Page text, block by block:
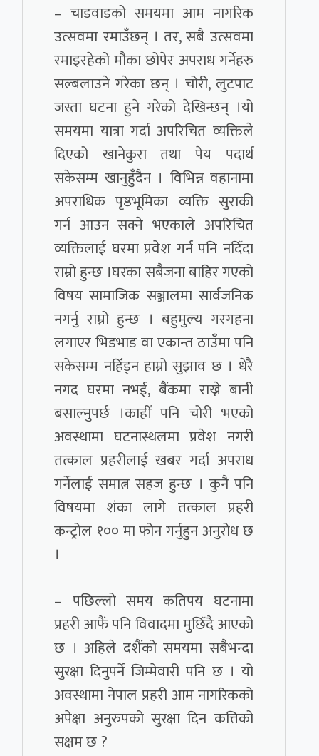
– चाडवाडको समयमा आम नागरिक
उत्सवमा रमाउँछन् । तर, सबै उत्सवमा
रमाइरहेको मौका छोपेर अपराध गर्नेहरु
सल्बलाउने गरेका छन् । चोरी, लुटपाट
जस्ता घटना हुने गरेको देखिन्छन् ।यो
समयमा यात्रा गर्दा अपरिचित व्यक्तिले
दिएको खानेकुरा तथा पेय पदार्थ
सकेसम्म खानुहुँदैन । विभिन्न वहानामा
अपराधिक पृष्ठभूमिका व्यक्ति सुराकी
गर्न आउन सक्ने भएकाले अपरिचित
व्यक्तिलाई घरमा प्रवेश गर्न पनि नदिँदा
राम्रो हुन्छ ।घरका सबैजना बाहिर गएको
विषय सामाजिक सञ्जालमा सार्वजनिक
नगर्नु राम्रो हुन्छ । बहुमुल्य गरगहना
लगाएर भिडभाड वा एकान्त ठाउँमा पनि
सकेसम्म नहिँड्न हाम्रो सुझाव छ । धेरै
नगद घरमा नभई, बैंकमा राख्ने बानी
बसाल्नुपर्छ ।काहीँ पनि चोरी भएको
अवस्थामा घटनास्थलमा प्रवेश नगरी
तत्काल प्रहरीलाई खबर गर्दा अपराध
गर्नेलाई समात्न सहज हुन्छ । कुनै पनि
विषयमा शंका लागे तत्काल प्रहरी
कन्ट्रोल १०० मा फोन गर्नुहुन अनुरोध छ
।
– पछिल्लो समय कतिपय घटनामा
प्रहरी आफैं पनि विवादमा मुछिँदै आएको
छ । अहिले दशैंको समयमा सबैभन्दा
सुरक्षा दिनुपर्ने जिम्मेवारी पनि छ । यो
अवस्थामा नेपाल प्रहरी आम नागरिकको
अपेक्षा अनुरुपको सुरक्षा दिन कत्तिको
सक्षम छ ?